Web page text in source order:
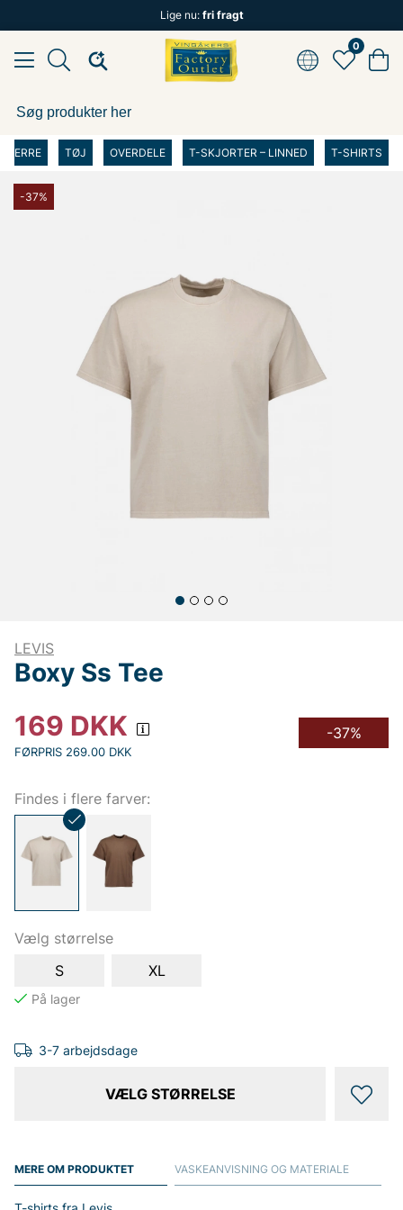
Lige nu: fri fragt
0
HERRE TØJ OVERDELE T-SKJORTER – LINNED T-SHIRTS
-37%
LEVIS
Boxy Ss Tee
169 DKK
FØRPRIS 269.00 DKK
-37%
Findes i flere farver:
Vælg størrelse
S
XL
3-7 arbejdsdage
VÆLG STØRRELSE
MERE OM PRODUKTET VASKEANVISNING OG MATERIALE